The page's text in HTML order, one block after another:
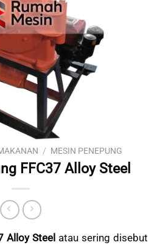
/ MESIN PENEPUNG
FFC37 Alloy Steel
Alloy Steel atau sering disebut